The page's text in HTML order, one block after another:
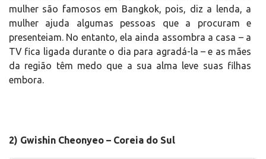
mulher são famosos em Bangkok, pois, diz a lenda, a
mulher ajuda algumas pessoas que a procuram e
presenteiam. No entanto, ela ainda assombra a casa – a
TV fica ligada durante o dia para agradá-la – e as mães
da região têm medo que a sua alma leve suas filhas
embora.
2) Gwishin Cheonyeo – Coreia do Sul